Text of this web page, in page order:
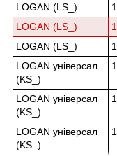
LOGAN (LS_)
LOGAN (LS_)
LOGAN (LS_)
LOGAN універсал
(KS_)
LOGAN універсал
(KS_)
LOGAN універсал
(KS_)